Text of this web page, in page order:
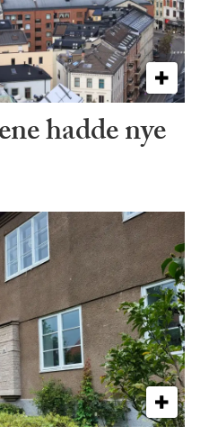
hadde nye